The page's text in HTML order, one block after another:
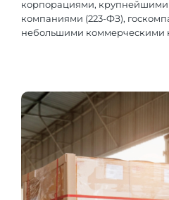
корпорациями, крупнейшими
компаниями (223-ФЗ),
небольшими коммерческими